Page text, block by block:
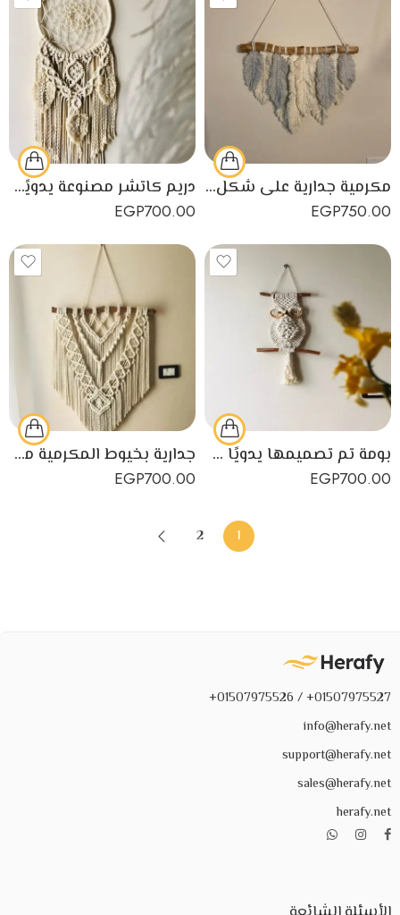
مكرمية جدارية على شكل ريشات
EGP750.00
دريم كاتشر مصنوعة يدويًا من خيوط المكرمية القطنية
EGP700.00
بومة تم تصميمها يدويًا من خيوط المكرمية القطنية منتج مميز
EGP700.00
جدارية بخيوط المكرمية معلقة على جذع شجرة خشبي لديكور رائع
EGP700.00
1
2
01507975527+ / 01507975526+
info@herafy.net
support@herafy.net
sales@herafy.net
herafy.net